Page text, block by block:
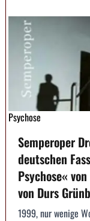
Psychose
Semperoper
deutschen
Psychose«
von Durs
1999, nur wenige